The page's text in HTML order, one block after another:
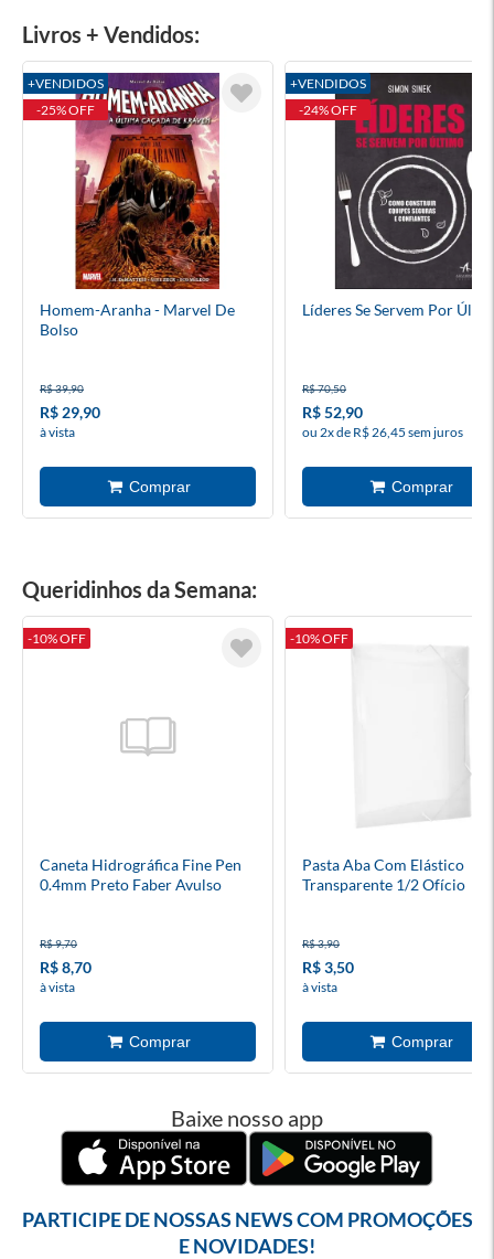
Livros + Vendidos:
+VENDIDOS
-25% OFF
Homem-Aranha - Marvel De
Bolso
R$ 39,90
R$ 29,90
à vista
+VENDIDOS
-24% OFF
Líderes Se Servem Por
R$ 70,50
R$ 52,90
ou 2x de R$ 26,45 sem juros
Queridinhos da Semana:
-10% OFF
Caneta Hidrográfica Fine Pen
0.4mm Preto Faber Avulso
R$ 9,70
R$ 8,70
à vista
-10% OFF
Pasta Aba Com Elástico
Transparente 1/2 Ofício
R$ 3,90
R$ 3,50
à vista
Baixe nosso app
PARTICIPE DE NOSSAS NEWS COM PROMOÇÕES
E NOVIDADES!